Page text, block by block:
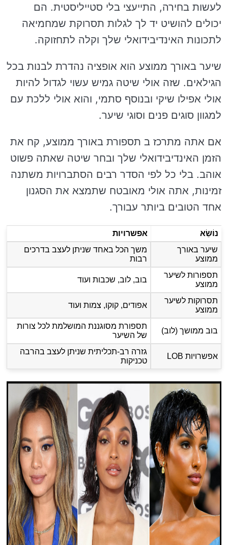
לעשות בחירה, התייעצי בלי סטייליסטית. הם
יכולים להושיט יד לך לגלות תסרוקת שמחמיאה
לתכונות האינדיבידואלי שלך וקלה לתחזוקה.
שיער באורך ממוצע הוא אופציה נהדרת לבנות בכל
הגילאים. שזה אולי שיטה גמיש עשוי לגדול להיות
אולי אפילו שיקי ובנוסף סתמי, והוא אולי ללכת עם
למגוון סוגים פנים וסוגי שיער.
אם אתה מתרכז ב תספורת באורך ממוצע, קח את
הזמן האינדיבידואלי שלך ובחר שיטה שאתה פשוט
אוהב. בלי כל לפי הסדר רבים הסתברויות משתנה
זמינות, אתה אולי מאובטח שתמצא את הסגנון
אחד הטובים ביותר עבורך.
נוֹשֵׂא
אפשרויות
שיער באורך
ממוצע
משך הכל באחד שניתן לעצב בדרכים
רבות
תספורות לשיער
ממוצע
בוב, לוב, שכבות ועוד
תסרוקות לשיער
ממוצע
אפודים, קוקו, צמות ועוד
בוב ממושך (לוב)
תספורת מסוגננת המושלמת לכל צורות
של השיער
אפשרויות LOB
גזרה רב-תכליתית שניתן לעצב בהרבה
טכניקות